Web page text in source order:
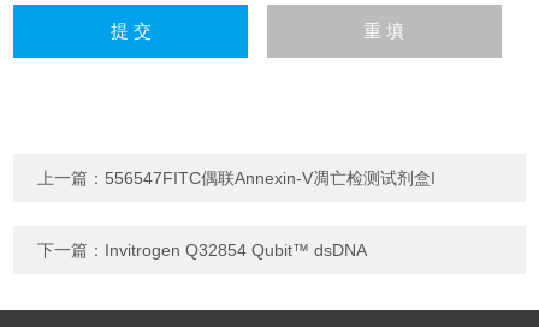
上一篇： 556547FITC偶联Annexin-V凋亡检测试剂盒I
下一篇： Invitrogen Q32854 Qubit™ dsDNA